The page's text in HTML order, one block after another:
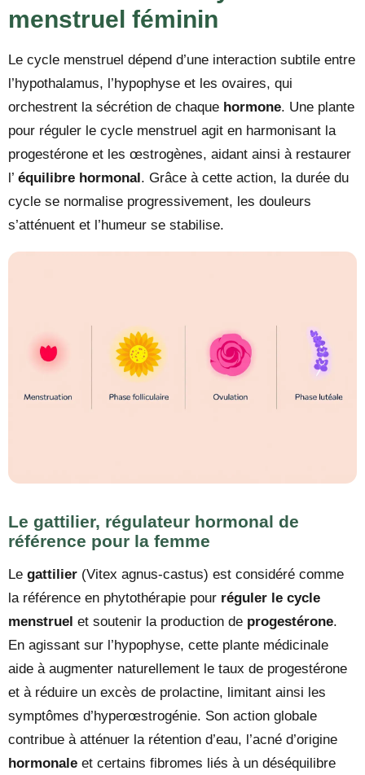
menstruel féminin
Le cycle menstruel dépend d’une interaction subtile entre
l’hypothalamus, l’hypophyse et les ovaires, qui
orchestrent la sécrétion de chaque hormone. Une plante
pour réguler le cycle menstruel agit en harmonisant la
progestérone et les œstrogènes, aidant ainsi à restaurer
l’ équilibre hormonal. Grâce à cette action, la durée du
cycle se normalise progressivement, les douleurs
s’atténuent et l’humeur se stabilise.
Le gattilier, régulateur hormonal de
référence pour la femme
Le gattilier (Vitex agnus-castus) est considéré comme
la référence en phytothérapie pour réguler le cycle
menstruel et soutenir la production de progestérone.
En agissant sur l’hypophyse, cette plante médicinale
aide à augmenter naturellement le taux de progestérone
et à réduire un excès de prolactine, limitant ainsi les
symptômes d’hyperœstrogénie. Son action globale
contribue à atténuer la rétention d’eau, l’acné d’origine
hormonale et certains fibromes liés à un déséquilibre